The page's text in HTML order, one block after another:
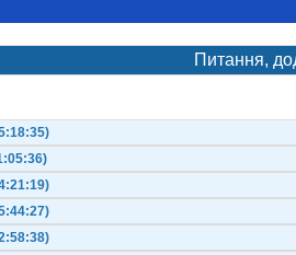
Питання,